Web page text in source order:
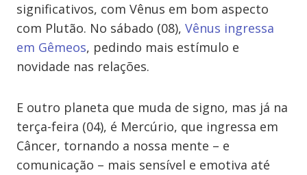
significativos, com Vênus em bom aspecto
com Plutão. No sábado (08), Vênus ingressa
em Gêmeos, pedindo mais estímulo e
novidade nas relações.
E outro planeta que muda de signo, mas já na
terça-feira (04), é Mercúrio, que ingressa em
Câncer, tornando a nossa mente – e
comunicação – mais sensível e emotiva até